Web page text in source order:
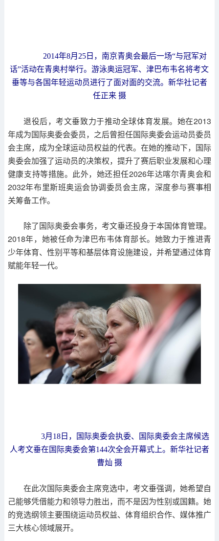
2014年8月25日，南京青奥会最后一场“与冠军对
话”活动在青奥村举行。游泳奥运冠军、津巴布韦名将考文
垂等与各国年轻运动员进行了面对面的交流。新华社记者
任正来 摄
退役后，考文垂致力于推动全球体育发展。她在2013
年成为国际奥委会委员，之后曾担任国际奥委会运动员委员
会主席，成为全球运动员权益的代表。在她的推动下，国际
奥委会加强了运动员的决策权，提升了赛后职业发展和心理
健康支持等措施。此外，她还担任2026年达喀尔青奥会和
2032年布里斯班奥运会协调委员会主席，深度参与赛事相
关筹备工作。
除了国际奥委会事务，考文垂还投身于本国体育管理。
2018年，她被任命为津巴布韦体育部长。她致力于推进青
少年体育、性别平等和基层体育设施建设，并希望通过体育
赋能年轻一代。
3月18日，国际奥委会执委、国际奥委会主席候选
人考文垂在国际奥委会第144次全会开幕式上。新华社记者
曹灿 摄
在此次国际奥委会主席竞选中，考文垂强调，她希望自
己能够凭借能力和领导力胜出，而不是因为性别或国籍。她
的竞选纲领主要围绕运动员权益、体育组织合作、媒体推广
三大核心领域展开。